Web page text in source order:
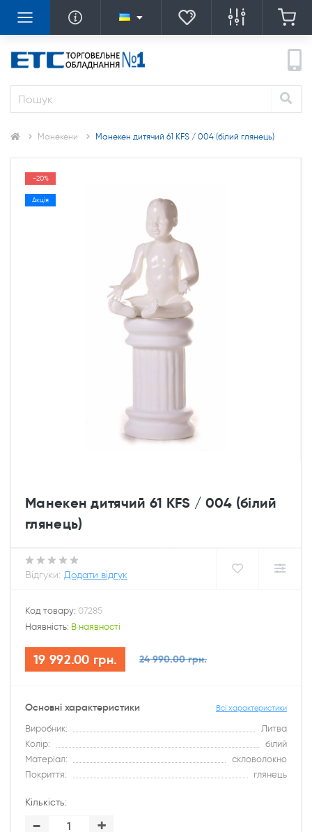
Манекени Манекен дитячий 61 KFS / 004 (білий глянець)
-20%
Акція
Манекен дитячий 61 KFS / 004 (білий
глянець)
Відгуки: Додати відгук
Код товару: 07285
Наявність: В наявності
19 992.00 грн. 24 990.00 грн.
Основні характеристики Всі характеристики
Виробник:
Литва
Колір:
білий
Матеріал:
скловолокно
Покриття:
глянець
Кількість:
- +